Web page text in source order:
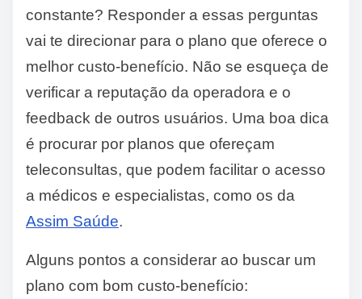
constante? Responder a essas perguntas
vai te direcionar para o plano que oferece o
melhor custo-benefício. Não se esqueça de
verificar a reputação da operadora e o
feedback de outros usuários. Uma boa dica
é procurar por planos que ofereçam
teleconsultas, que podem facilitar o acesso
a médicos e especialistas, como os da
Assim Saúde.
Alguns pontos a considerar ao buscar um
plano com bom custo-benefício: